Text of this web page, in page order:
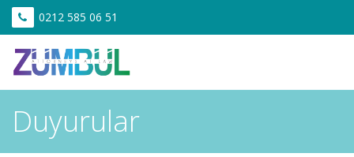
0212 585 06 51
Duyurular